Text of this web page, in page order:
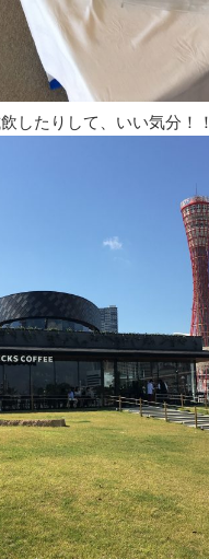
したりして、いい気分！！